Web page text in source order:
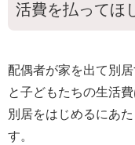
活費を払ってほ
配偶者が家を出て別
と子どもたちの生活
別居をはじめるにあ
す。